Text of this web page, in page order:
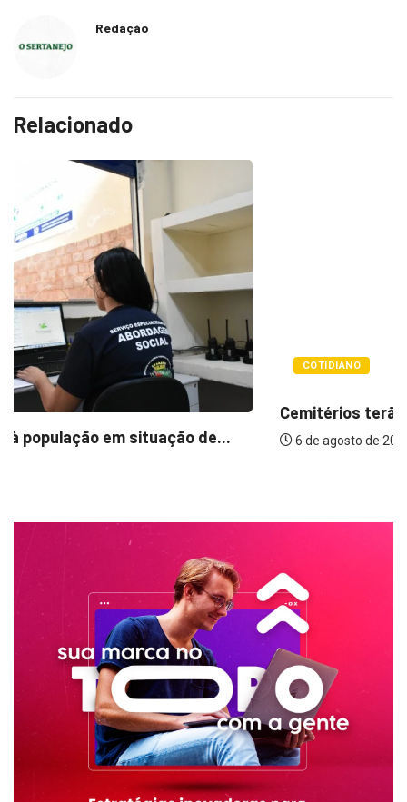
Redação
Relacionado
COTIDIANO
Cemitérios terão horário especial e missas no...
6 de agosto de 2026